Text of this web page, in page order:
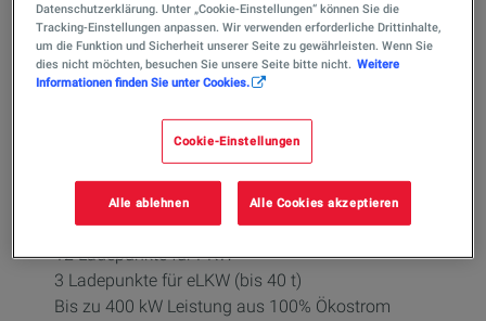
Der neue TotalEnergies Flagship-
Ladehub am Elly-Beinhorn-Ring im
Überblick
12 Ladepunkte für PKW
3 Ladepunkte für eLKW (bis 40 t)
Bis zu 400 kW Leistung aus 100% Ökostrom
Datenschutzerklärung. Unter „Cookie-Einstellungen“ können Sie die
Tracking-Einstellungen anpassen. Wir verwenden erforderliche Drittinhalte,
um die Funktion und Sicherheit unserer Seite zu gewährleisten. Wenn Sie
dies nicht möchten, besuchen Sie unsere Seite bitte nicht. Weitere
Informationen finden Sie unter Cookies.
Cookie-Einstellungen
Alle ablehnen Alle Cookies akzeptieren